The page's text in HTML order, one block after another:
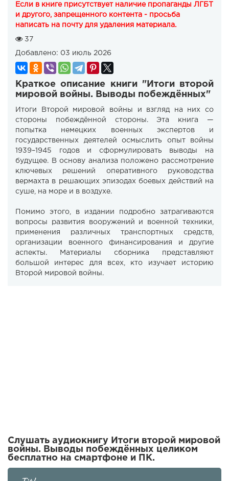
Если в книге присутствует наличие пропаганды ЛГБТ
и другого, запрещенного контента - просьба
написать на почту для удаления материала.
37
Добавлено: 03 июль 2026
Краткое описание книги "Итоги второй
мировой войны. Выводы побеждённых"
Итоги Второй мировой войны и взгляд на них со
стороны побеждённой стороны. Эта книга —
попытка немецких военных экспертов и
государственных деятелей осмыслить опыт войны
1939–1945 годов и сформулировать выводы на
будущее. В основу анализа положено рассмотрение
ключевых решений оперативного руководства
вермахта в решающих эпизодах боевых действий на
суше, на море и в воздухе.
Помимо этого, в издании подробно затрагиваются
вопросы развития вооружений и военной техники,
применения различных транспортных средств,
организации военного финансирования и другие
аспекты. Материалы сборника представляют
большой интерес для всех, кто изучает историю
Второй мировой войны.
Слушать аудиокнигу Итоги второй мировой
войны. Выводы побеждённых целиком
бесплатно на смартфоне и ПК.